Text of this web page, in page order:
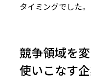
タイミングでした。
競争領域を
使いこなす